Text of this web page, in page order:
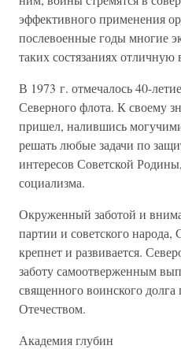
эффективного применения
послевоенные годы многие
таких состязаниях отличную
В 1973 г. отмечалось 40-
Северного флота. К своему
пришел, налившись
решать любые задачи по
интересов Советской
социализма.
Окруженный заботой и
партии и советского
крепнет и развивается.
заботу самоотверженным
священного воинского
Отечеством.
Академия глубин